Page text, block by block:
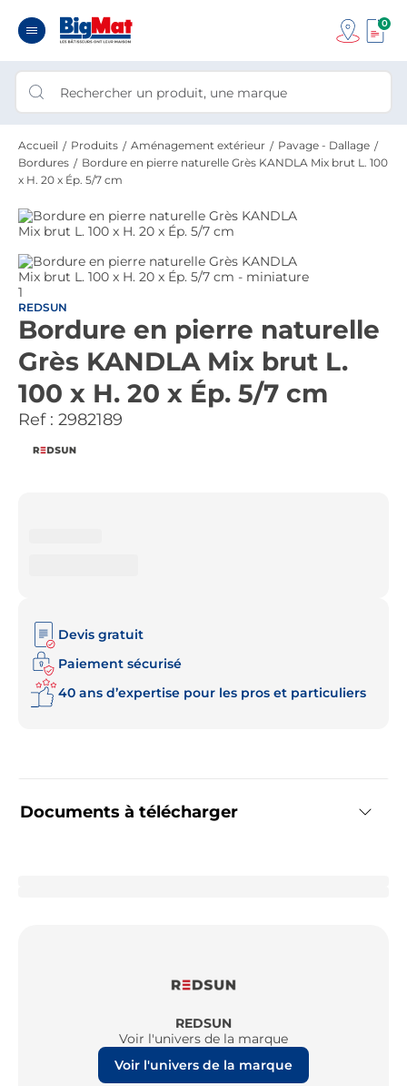
0
Accueil Produits Aménagement extérieur
Pavage - Dallage
Bordures
Bordure en pierre naturelle Grès KANDLA Mix brut L. 100
x H. 20 x Ép. 5/7 cm
REDSUN
Bordure en pierre naturelle
Grès KANDLA Mix brut L.
100 x H. 20 x Ép. 5/7 cm
Ref : 2982189
Documents à télécharger
Devis gratuit
Paiement sécurisé
40 ans d’expertise pour les pros et particuliers
REDSUN
Voir l'univers de la marque
Voir l'univers de la marque